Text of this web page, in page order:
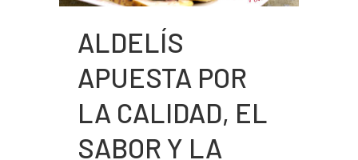
ALDELÍS
APUESTA POR
LA CALIDAD, EL
SABOR Y LA